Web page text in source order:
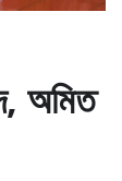
অমিত